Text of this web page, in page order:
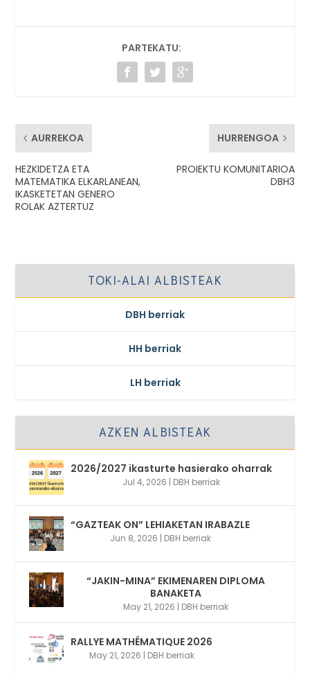
PARTEKATU:
AURREKOA
HEZKIDETZA ETA
MATEMATIKA ELKARLANEAN,
IKASKETETAN GENERO
ROLAK AZTERTUZ
HURRENGOA
PROIEKTU KOMUNITARIOA
DBH3
TOKI-ALAI ALBISTEAK
DBH berriak
HH berriak
LH berriak
AZKEN ALBISTEAK
2026/2027 ikasturte hasierako oharrak
Jul 4, 2026 | DBH berriak
“GAZTEAK ON” LEHIAKETAN IRABAZLE
Jun 8, 2026 | DBH berriak
“JAKIN-MINA” EKIMENAREN DIPLOMA
BANAKETA
May 21, 2026 | DBH berriak
RALLYE MATHÉMATIQUE 2026
May 21, 2026 | DBH berriak